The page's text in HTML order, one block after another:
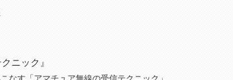
ニック』